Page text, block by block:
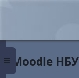
Side panel
Moodle НБУ